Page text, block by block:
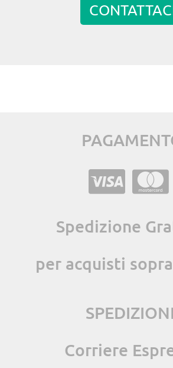
Spedizione
per acquisti
Corriere